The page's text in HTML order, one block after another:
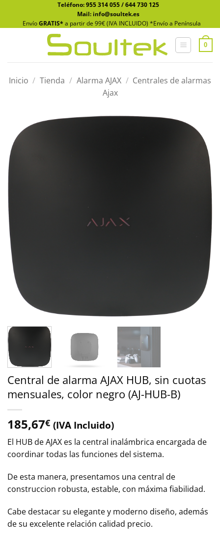
contenido
Teléfono:955 314 055/644 730 125
Mail: info@soultek.es
EnvíoGRATIS* a partir de 99€ (IVA INCLUIDO) *Envío a Península
0
Inicio / Tienda / Alarma AJAX / Centrales de alarmas
Ajax
Central de alarma AJAX HUB, sin cuotas
mensuales, color negro (AJ-HUB-B)
185,67€ (IVA Incluido)
El HUB de AJAX es la central inalámbrica encargada de
coordinar todas las funciones del sistema.
De esta manera, presentamos una central de
construccion robusta, estable, con máxima fiabilidad.
Cabe destacar su elegante y moderno diseño, además
de su excelente relación calidad precio.